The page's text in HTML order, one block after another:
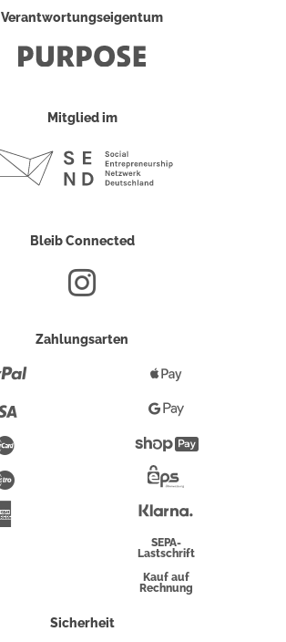
Verantwortungseigentum
Mitglied im
Bleib Connected
Zahlungsarten
Maestro
Pay
Google
PayShopify
Überweisung
SEPA-
Lastschrift
Kauf auf
Rechnung
Sicherheit